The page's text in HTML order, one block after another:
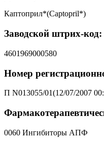
Каптоприл*(Captopril*)
Заводской штрих-код:
4601969000580
Номер
П N013055/01(12/07/2007
0060 Ингибиторы АПФ